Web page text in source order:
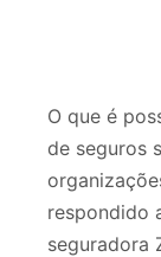
O que é
de seguros
respondido
seguradora